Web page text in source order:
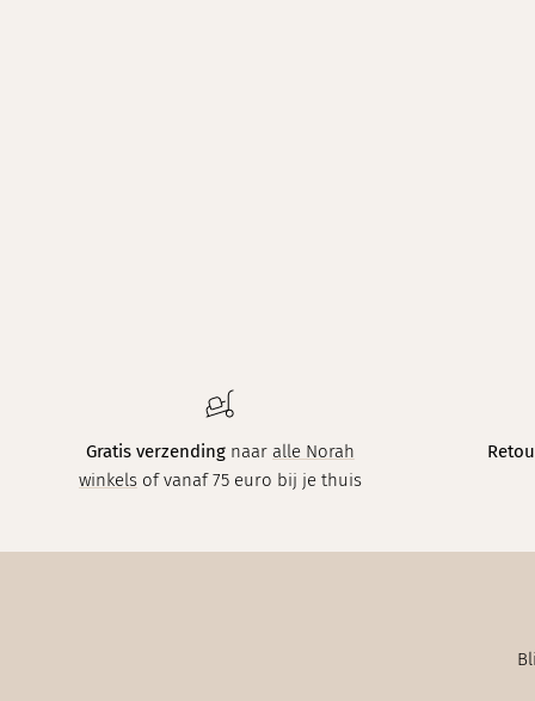
Gratis verzendingnaar alle Norah
winkelsof vanaf 75 euro bij je thuis